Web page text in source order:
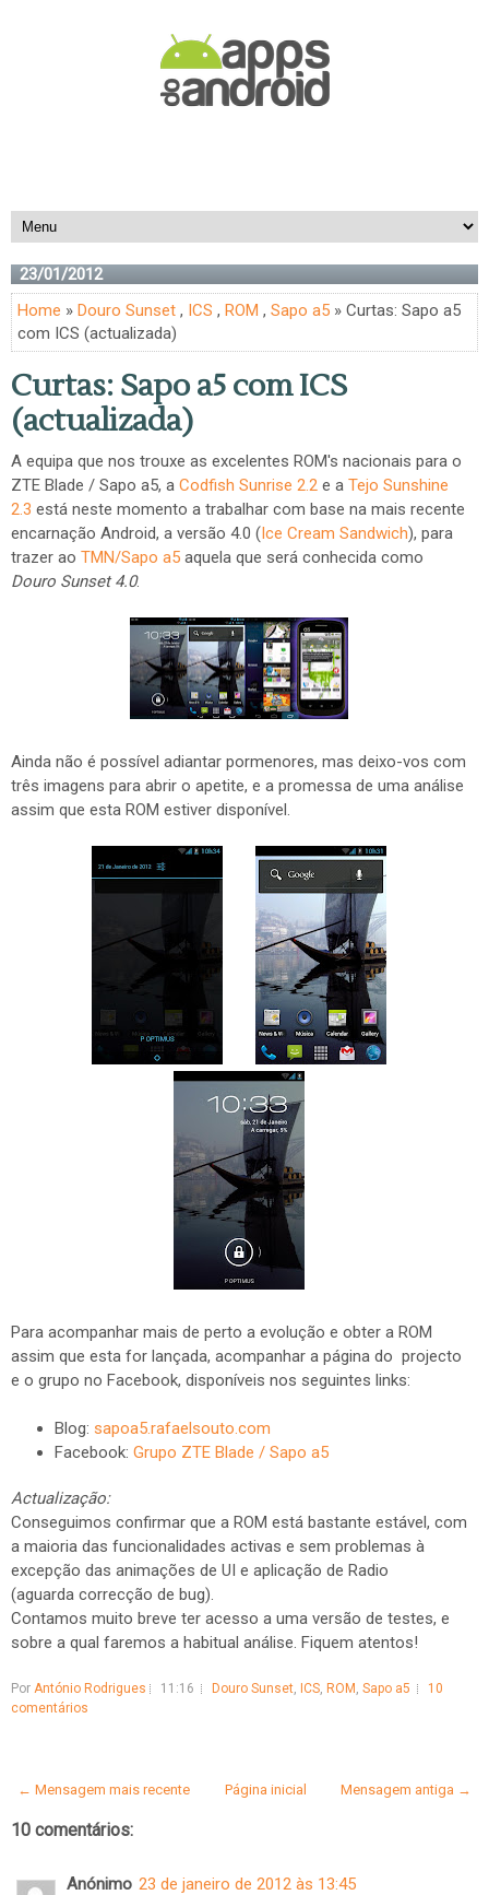
23/01/2012
Home » Douro Sunset , ICS , ROM , Sapo a5 » Curtas: Sapo a5
com ICS (actualizada)
Curtas: Sapo a5 com ICS
(actualizada)
A equipa que nos trouxe as excelentes ROM's nacionais para o
ZTE Blade / Sapo a5, a Codfish Sunrise 2.2 e a Tejo Sunshine
2.3 está neste momento a trabalhar com base na mais recente
encarnação Android, a versão 4.0 (Ice Cream Sandwich), para
trazer ao TMN/Sapo a5 aquela que será conhecida como
Douro Sunset 4.0.
Ainda não é possível adiantar pormenores, mas deixo-vos com
três imagens para abrir o apetite, e a promessa de uma análise
assim que esta ROM estiver disponível.
Para acompanhar mais de perto a evolução e obter a ROM
assim que esta for lançada, acompanhar a página do projecto
e o grupo no Facebook, disponíveis nos seguintes links:
Blog: sapoa5.rafaelsouto.com
Facebook: Grupo ZTE Blade / Sapo a5
Actualização:
Conseguimos confirmar que a ROM está bastante estável, com
a maioria das funcionalidades activas e sem problemas à
excepção das animações de UI e aplicação de Radio
(aguarda correcção de bug).
Contamos muito breve ter acesso a uma versão de testes, e
sobre a qual faremos a habitual análise. Fiquem atentos!
Por António Rodrigues 11:16 Douro Sunset, ICS, ROM , Sapo a5
10
comentários
← Mensagem mais recente Mensagem antiga →
Página inicial
10 comentários:
Anónimo 23 de janeiro de 2012 às 13:45